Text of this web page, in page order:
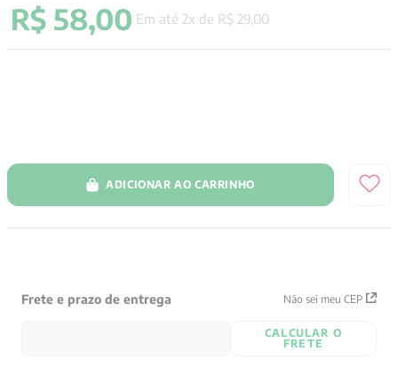
R$ 58,00 Em até 2x de R$ 29 00
ADICIONAR AO CARRINHO
Frete e prazo de entrega Não sei meu CEP
CALCULAR O
FRETE
10 verena kast